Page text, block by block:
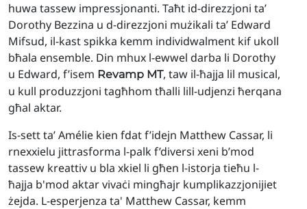
huwa tassew impressjonanti. Taħt id-direzzjoni ta’
Dorothy Bezzina u d-direzzjoni mużikali ta’ Edward
Mifsud, il-kast spikka kemm individwalment kif ukoll
bħala ensemble. Din mhux l-ewwel darba li Dorothy
u Edward, f’isem Revamp MT, taw il-ħajja lil musical,
u kull produzzjoni tagħhom tħalli lill-udjenzi ħerqana
għal aktar.
Is-sett ta’ Amélie kien fdat f’idejn Matthew Cassar, li
rnexxielu jittrasforma l-palk f’diversi xeni b’mod
tassew kreattiv u bla xkiel li għen l-istorja tieħu l-
ħajja b'mod aktar vivaċi mingħajr kumplikazzjonijiet
żejda. L-esperjenza ta' Matthew Cassar, kemm